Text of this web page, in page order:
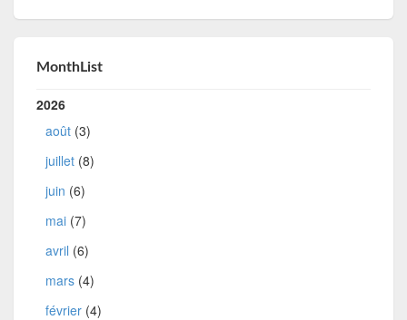
MonthList
2026
août (3)
juillet (8)
juin (6)
mai (7)
avril (6)
mars (4)
février (4)